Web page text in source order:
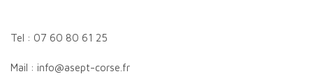
Tel : 07 60 80 61 25
Mail : info@asept-corse.fr